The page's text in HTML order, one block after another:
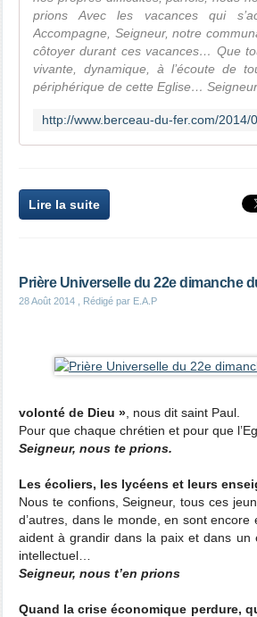
prions Avec les vacances qui
Accompagne, Seigneur, notre
côtoyer durant ces vacances… Que
vivante, dynamique, à l’écoute de
périphérique de cette Eglise…
Lire la suite
Prière Universelle du 22e dimanche
28 Août 2014 , Rédigé par E.A.P
volonté de Dieu » , nous dit saint Paul.
Pour que chaque chrétien et pour que
Seigneur, nous te prions.
Les écoliers, les lycéens et leurs
Nous te confions, Seigneur, tous ces
d’autres, dans le monde, en sont
aident à grandir dans la paix et dans un
intellectuel…
Seigneur, nous t’en prions
Quand la crise économique perdure,